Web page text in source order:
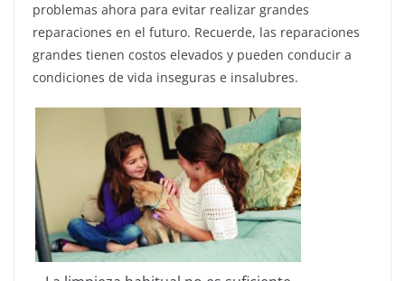
problemas ahora para evitar realizar grandes
reparaciones en el futuro. Recuerde, las reparaciones
grandes tienen costos elevados y pueden conducir a
condiciones de vida inseguras e insalubres.